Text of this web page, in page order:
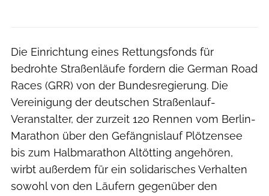
Die Einrichtung eines Rettungsfonds für
bedrohte Straßenläufe fordern die German Road
Races (GRR) von der Bundesregierung. Die
Vereinigung der deutschen Straßenlauf-
Veranstalter, der zurzeit 120 Rennen vom Berlin-
Marathon über den Gefängnislauf Plötzensee
bis zum Halbmarathon Altötting angehören,
wirbt außerdem für ein solidarisches Verhalten
sowohl von den Läufern gegenüber den